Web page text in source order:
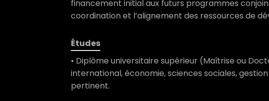
financement initial aux futurs programmes
coordination et l’alignement des ressources de
Études
• Diplôme universitaire supérieur (Maîtrise ou
international, économie, sciences sociales,
pertinent.